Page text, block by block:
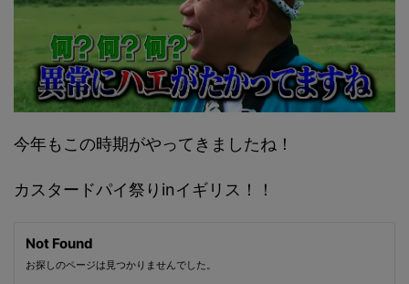
今年もこの時期がやってきましたね！
カスタードパイ祭りinイギリス！！